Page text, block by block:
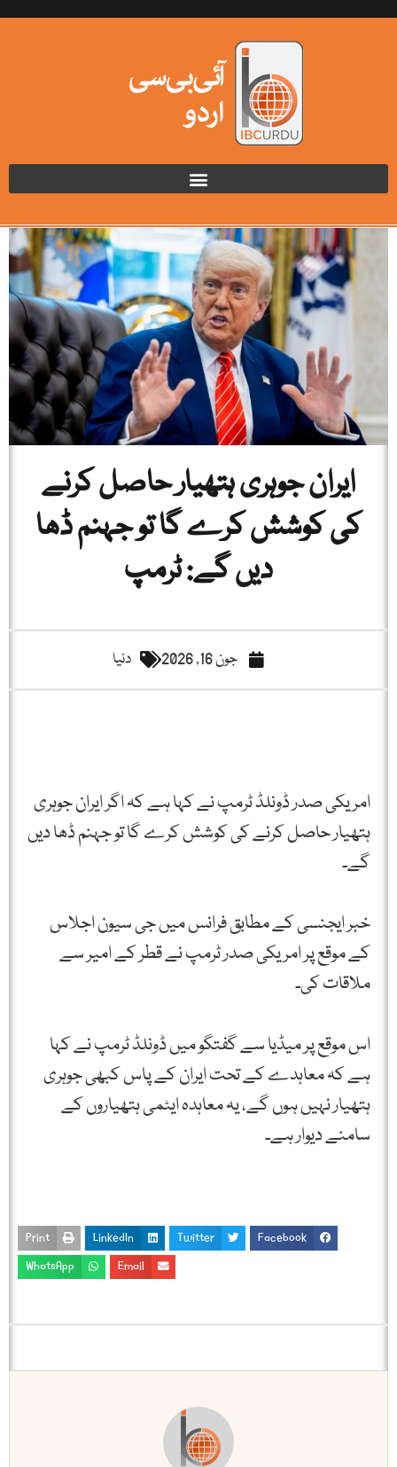
ایران جوہری ہتھیار حاصل کرنے
کی کوشش کرے گا تو جہنم ڈھا
دیں گے: ٹرمپ
جون 16, 2026 دنیا
امریکی صدر ڈونلڈ ٹرمپ نے کہا ہے کہ اگر ایران جوہری
ہتھیار حاصل کرنے کی کوشش کرے گا تو جہنم ڈھا دیں
گے۔
خبر ایجنسی کے مطابق فرانس میں جی سیون اجلاس
کے موقع پر امریکی صدر ٹرمپ نے قطر کے امیر سے
ملاقات کی۔
اس موقع پر میڈیا سے گفتگو میں ڈونلڈ ٹرمپ نے کہا
ہے کہ معاہدے کے تحت ایران کے پاس کبھی جوہری
ہتھیار نہیں ہوں گے، یہ معاہدہ ایٹمی ہتھیاروں کے
سامنے دیوار ہے۔
Facebook
Twitter
LinkedIn
Print
Email
WhatsApp